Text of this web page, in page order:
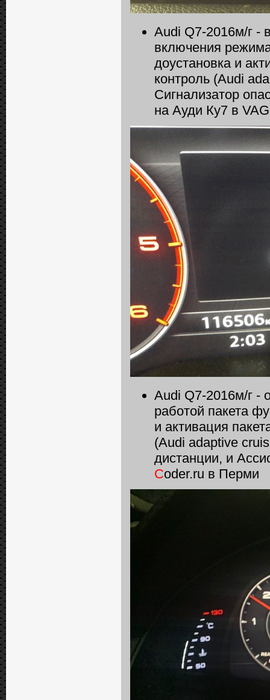
Audi Q7-2016м/г -
включения
доустановка и
контроль (Audi
Сигнализатор
на Ауди Ку7 в
Audi Q7-2016м/г -
работой пакета
и активация
(Audi adaptive
дистанции, и
Coder.ru в Перми